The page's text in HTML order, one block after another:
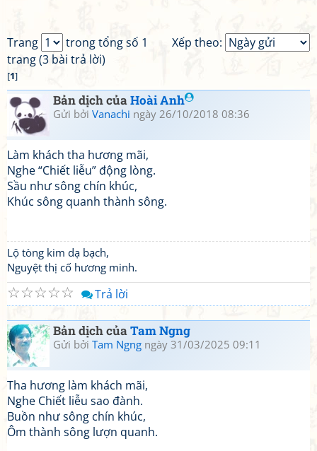
Xếp theo:
Trang
trong tổng số 1
trang (3 bài trả lời)
[1]
Bản dịch củaHoài Anh
Gửi bởi Vanachi ngày 26/10/2018 08:36
Làm khách tha hương mãi,
Nghe “Chiết liễu” động lòng.
Sầu như sông chín khúc,
Khúc sông quanh thành sông.
Lộ tòng kim dạ bạch,
Nguyệt thị cố hương minh.
☆
☆
☆
☆
☆ Trả lời
Bản dịch củaTam Ngng
Gửi bởi Tam Ngng ngày 31/03/2025 09:11
Tha hương làm khách mãi,
Nghe Chiết liễu sao đành.
Buồn như sông chín khúc,
Ôm thành sông lượn quanh.